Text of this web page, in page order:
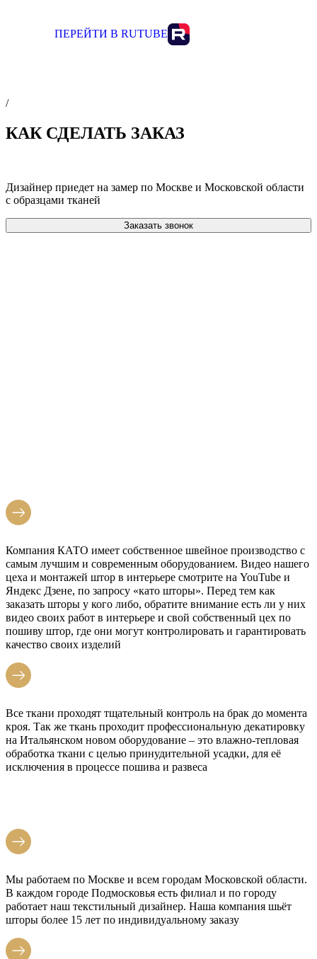
ПЕРЕЙТИ В RUTUBE
/
КАК СДЕЛАТЬ ЗАКАЗ
Дизайнер приедет на замер по Москве и Московской области
с образцами тканей
Заказать звонок
Компания КАТО имеет собственное швейное производство с
самым лучшим и современным оборудованием. Видео нашего
цеха и монтажей штор в интерьере смотрите на YouTube и
Яндекс Дзене, по запросу «като шторы». Перед тем как
заказать шторы у кого либо, обратите внимание есть ли у них
видео своих работ в интерьере и свой собственный цех по
пошиву штор, где они могут контролировать и гарантировать
качество своих изделий
Все ткани проходят тщательный контроль на брак до момента
кроя. Так же ткань проходит профессиональную декатировку
на Итальянском новом оборудование – это влажно-тепловая
обработка ткани с целью принудительной усадки, для её
исключения в процессе пошива и развеса
Мы работаем по Москве и всем городам Московской области.
В каждом городе Подмосковья есть филиал и по городу
работает наш текстильный дизайнер. Наша компания шьёт
шторы более 15 лет по индивидуальному заказу